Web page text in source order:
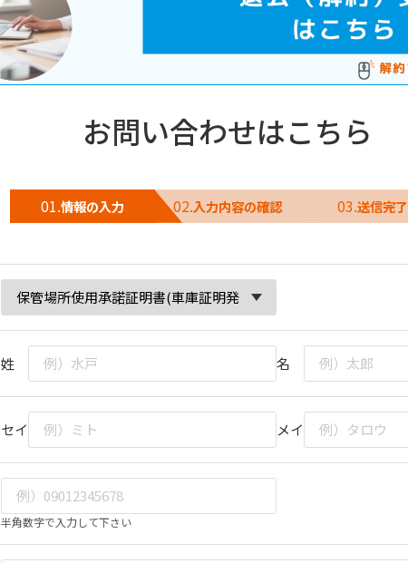
お問い合わせはこちら
01.情報の入力 02.入力内容の確認 03.送信完了
姓 名
セイ メイ
半角数字で入力して下さい